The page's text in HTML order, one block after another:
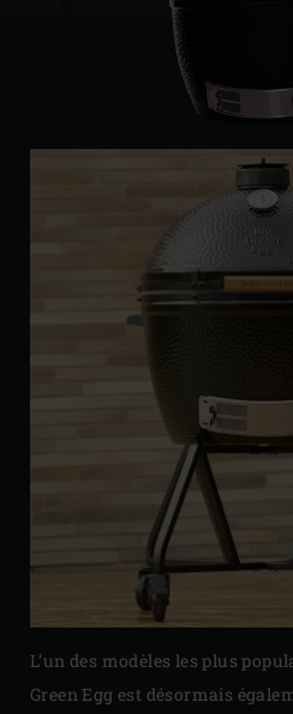
L’un des modèles les plus
Green Egg est désormais